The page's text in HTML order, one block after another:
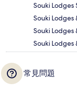
Souki Lodges
Souki Lodges
Souki Lodges
Souki Lodges
常見問題